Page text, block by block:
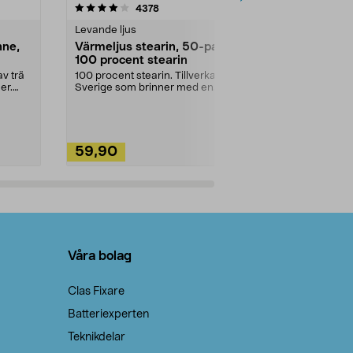
trä
4378recensioner
Levande ljus
Värmeljus stearin, 50-pack,
100 procent stearin
100 procent stearin. Tillverkade i
Sverige som brinner med en
59,90
4.5av 5 stjärnor
Våra bolag
Clas Fixare
Batteriexperten
Teknikdelar